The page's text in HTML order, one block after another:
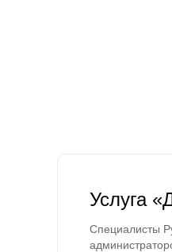
Услуга
Специалисты